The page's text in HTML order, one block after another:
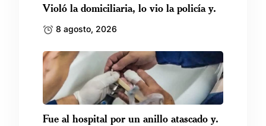
Violó la domiciliaria, lo vio la policía y.
8 agosto, 2026
Fue al hospital por un anillo atascado y.